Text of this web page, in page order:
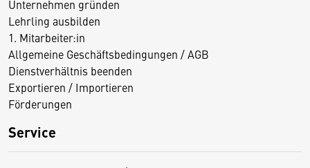
Unternehmen gründen
Lehrling ausbilden
1. Mitarbeiter:in
Allgemeine Geschäftsbedingungen / AGB
Dienstverhältnis beenden
Exportieren / Importieren
Förderungen
Service